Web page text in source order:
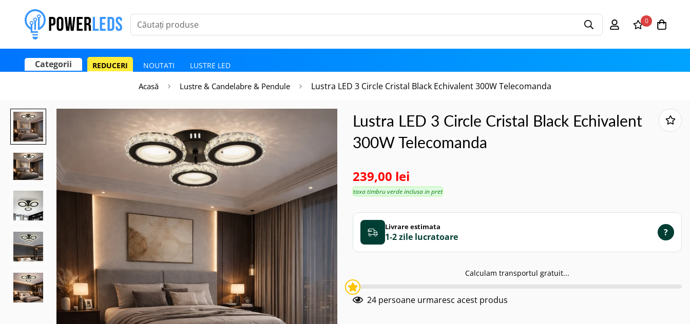
Căutați produse 0
Categorii REDUCERI NOUTATI LUSTRE LED
Acasă Lustre & Candelabre & Pendule Lustra LED 3 Circle Cristal Black Echivalent 300W Telecomanda
Lustra LED 3 Circle Cristal Black Echivalent
300W Telecomanda
239,00 lei
taxa timbru verde inclusa in pret
Livrare estimata
1-2 zile ?
Calculam transportul gratuit...
24 persoane urmaresc acest produs
Poate mai târziu Activează notificările